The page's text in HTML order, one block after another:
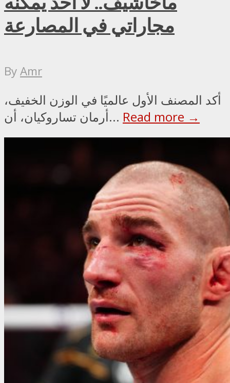
مجاراتي في المصارعة
ByAmr
أكد المصنف الأول عالميًا في الوزن الخفيف،
أرمان تساروكيان، أن... Read more →